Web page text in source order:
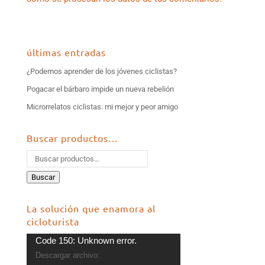
últimas entradas
¿Podemos aprender de los jóvenes ciclistas?
Pogacar el bárbaro impide un nueva rebelión
Microrrelatos ciclistas: mi mejor y peor amigo
Buscar productos…
Buscar
La solución que enamora al
cicloturista
Reproductor
Code 150: Unknown error.
Descargar archivo: